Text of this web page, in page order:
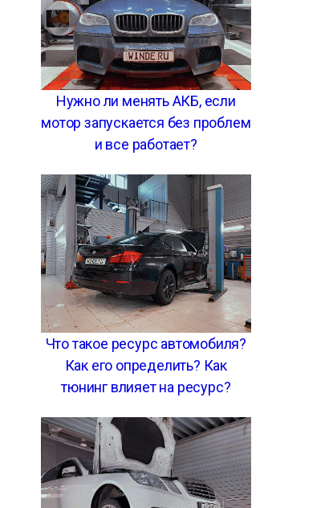
Нужно ли менять АКБ, если
мотор запускается без проблем
и все работает?
Что такое ресурс автомобиля?
Как его определить? Как
тюнинг влияет на ресурс?